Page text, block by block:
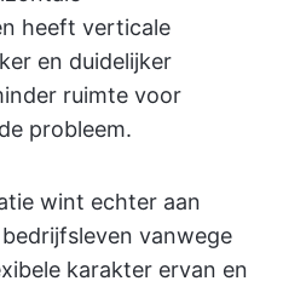
heeft verticale
en duidelijker
ruimte voor
probleem.
wint echter aan
vanwege
karakter ervan en